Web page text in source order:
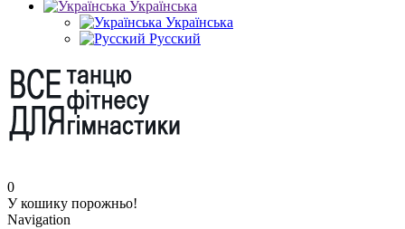
Українська
Українська
Русский
0
У кошику порожньо!
Navigation